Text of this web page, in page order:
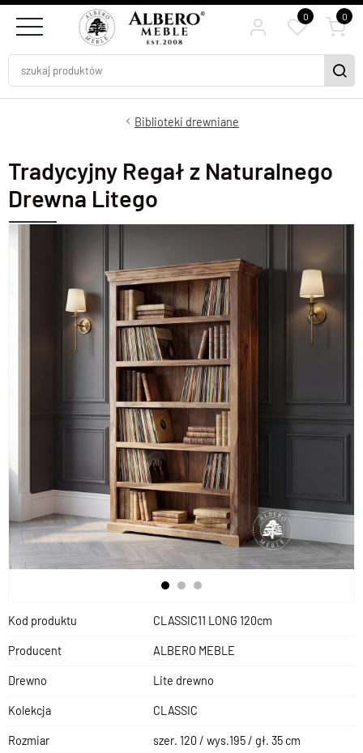
0 0
Biblioteki drewniane
Tradycyjny Regał z Naturalnego
Drewna Litego
Kod produktu CLASSIC11 LONG 120cm
Producent ALBERO MEBLE
Drewno Lite drewno
Kolekcja CLASSIC
Rozmiar szer. 120 / wys.195 / gł. 35 cm